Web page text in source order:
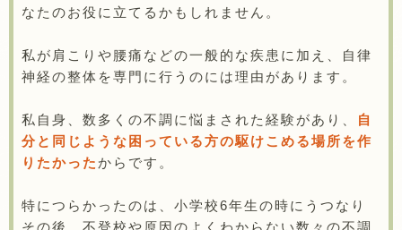
なたのお役に立てるかもしれません。
私が肩こりや腰痛などの一般的な疾患に加え、自律
神経の整体を専門に行うのには理由があります。
私自身、数多くの不調に悩まされた経験があり、
自
分と同じような困っている方の駆けこめる場所を作
りたかったからです。
特につらかったのは、小学校6年生の時にうつなり